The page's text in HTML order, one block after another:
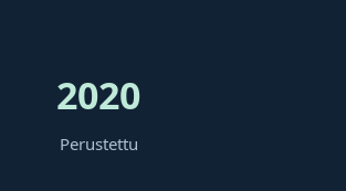
2020
Perustettu